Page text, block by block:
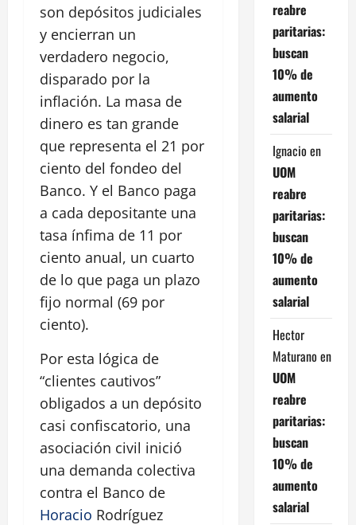
son depósitos judiciales
y encierran un
verdadero negocio,
disparado por la
inflación. La masa de
dinero es tan grande
que representa el 21 por
ciento del fondeo del
Banco. Y el Banco paga
a cada depositante una
tasa ínfima de 11 por
ciento anual, un cuarto
de lo que paga un plazo
fijo normal (69 por
ciento).
Por esta lógica de
“clientes cautivos”
obligados a un depósito
casi confiscatorio, una
asociación civil inició
una demanda colectiva
contra el Banco de
Horacio Rodríguez
reabre
paritarias:
buscan
10% de
aumento
salarial
Ignacio en
UOM
reabre
paritarias:
buscan
10% de
aumento
salarial
Hector
Maturano en
UOM
reabre
paritarias:
buscan
10% de
aumento
salarial